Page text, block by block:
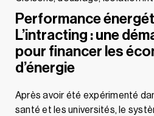
Performance
L’intracting : une
pour financer les
d’énergie
Après avoir été expérimenté
santé et les universités, le